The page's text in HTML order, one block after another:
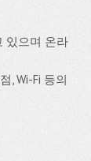
있으며 온라
, Wi-Fi 등의